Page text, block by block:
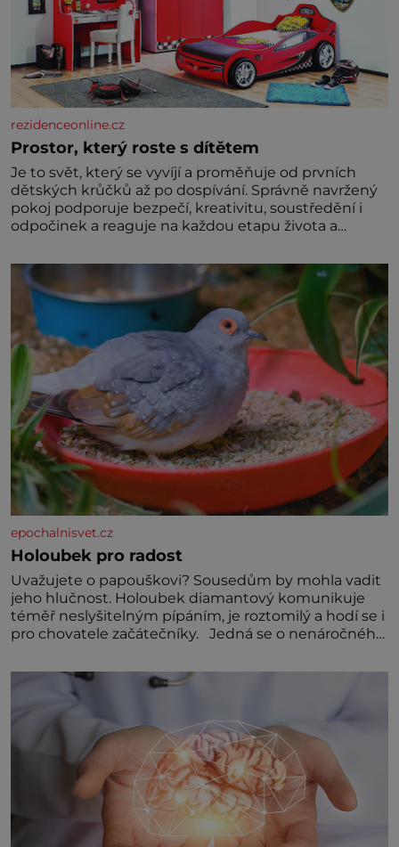
rezidenceonline.cz
Prostor, který roste s dítětem
Je to svět, který se vyvíjí a proměňuje od prvních
dětských krůčků až po dospívání. Správně navržený
pokoj podporuje bezpečí, kreativitu, soustředění i
odpočinek a reaguje na každou etapu života a
jednoduchost, měkkost a bezpečí, proto by pokoj
miminka měl působit především klidně a útulně.
Předškolní věk je
epochalnisvet.cz
Holoubek pro radost
Uvažujete o papouškovi? Sousedům by mohla vadit
jeho hlučnost. Holoubek diamantový komunikuje
téměř neslyšitelným pípáním, je roztomilý a hodí se i
pro chovatele začátečníky. Jedná se o nenáročného
Hodně času tráví na zemi, kde sbírá zbytky semínek
Jeho domovinou je prakticky celá Austrálie s
výjimkou pobřežní oblasti.